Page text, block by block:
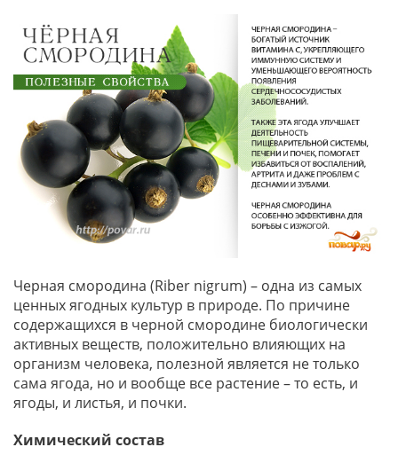
Черная смородина (Riber nigrum) – одна из самых
ценных ягодных культур в природе. По причине
содержащихся в черной смородине биологически
активных веществ, положительно влияющих на
организм человека, полезной является не только
сама ягода, но и вообще все растение – то есть, и
ягоды, и листья, и почки.
Химический состав